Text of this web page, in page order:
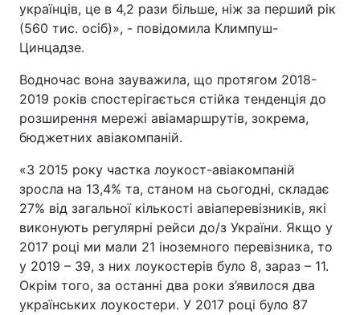
українців, це в 4,2 рази більше, ніж за перший рік
(560 тис. осіб)», - повідомила Климпуш-
Цинцадзе.
Водночас вона зауважила, що протягом 2018-
2019 років спостерігається стійка тенденція до
розширення мережі авіамаршрутів, зокрема,
бюджетних авіакомпаній.
«З 2015 року частка лоукост-авіакомпаній
зросла на 13,4% та, станом на сьогодні, складає
27% від загальної кількості авіаперевізників, які
виконують регулярні рейси до/з України. Якщо у
2017 році ми мали 21 іноземного перевізника, то
у 2019 – 39, з них лоукостерів було 8, зараз – 11.
Окрім того, за останні два роки з’явилося два
українських лоукостери. У 2017 році було 87